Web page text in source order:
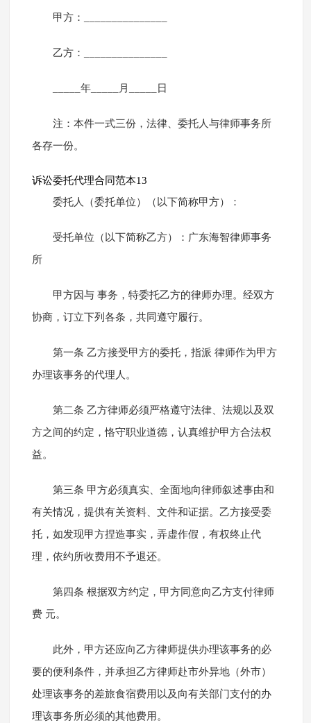
甲方：_______________
乙方：_______________
_____年_____月_____日
注：本件一式三份，法律、委托人与律师事务所
各存一份。
诉讼委托代理合同范本13
委托人（委托单位）（以下简称甲方）：
受托单位（以下简称乙方）：广东海智律师事务
所
甲方因与 事务，特委托乙方的律师办理。经双方
协商，订立下列各条，共同遵守履行。
第一条 乙方接受甲方的委托，指派 律师作为甲方
办理该事务的代理人。
第二条 乙方律师必须严格遵守法律、法规以及双
方之间的约定，恪守职业道德，认真维护甲方合法权
益。
第三条 甲方必须真实、全面地向律师叙述事由和
有关情况，提供有关资料、文件和证据。乙方接受委
托，如发现甲方捏造事实，弄虚作假，有权终止代
理，依约所收费用不予退还。
第四条 根据双方约定，甲方同意向乙方支付律师
费 元。
此外，甲方还应向乙方律师提供办理该事务的必
要的便利条件，并承担乙方律师赴市外异地（外市）
处理该事务的差旅食宿费用以及向有关部门支付的办
理该事务所必须的其他费用。